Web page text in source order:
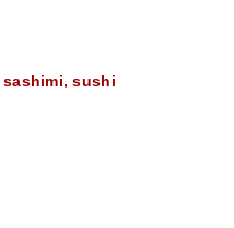
sashimi, sushi